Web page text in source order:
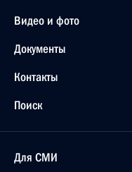
Видео и фото
Документы
Контакты
Поиск
Для СМИ